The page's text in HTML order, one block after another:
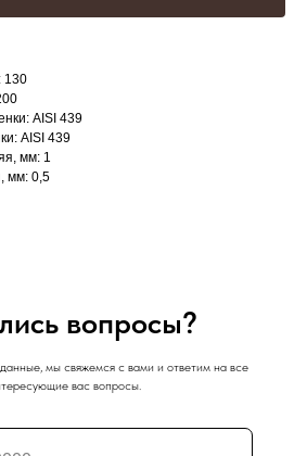
130
AISI 439
AISI 439
мм: 1
мм: 0,5
вопросы?
мы свяжемся с вами и ответим на все
вас вопросы.